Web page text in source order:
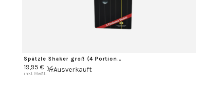
Spätzle Shaker groß (4 Portionen)
19,95 €
inkl. MwSt. Ausverkauft